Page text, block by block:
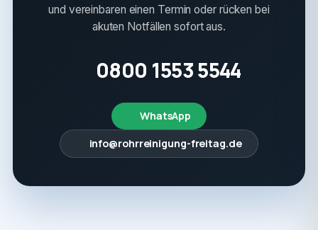
und vereinbaren einen Termin oder rücken bei
akuten Notfällen sofort aus.
0800 1553 5544
WhatsApp
info@rohrreinigung-freitag.de